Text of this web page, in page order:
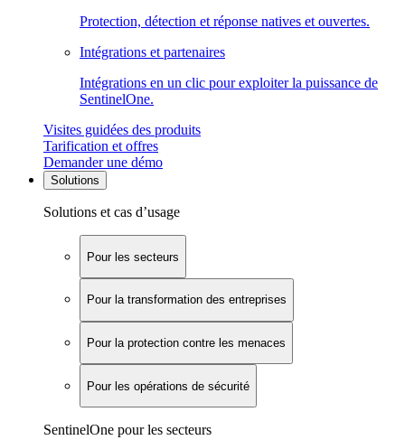
Protection, détection et réponse natives et ouvertes.
Intégrations et partenaires
Intégrations en un clic pour exploiter la puissance de
SentinelOne.
Visites guidées des produits
Tarification et offres
Demander une démo
Solutions
Solutions et cas d’usage
Pour les secteurs
Pour la transformation des entreprises
Pour la protection contre les menaces
Pour les opérations de sécurité
SentinelOne pour les secteurs